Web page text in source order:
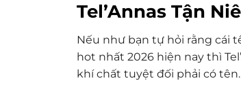
Tel’Annas Tận
Nếu như bạn tự hỏi rằng cái
hot nhất 2026 hiện nay thì
khí chất tuyệt đối phải có tên.